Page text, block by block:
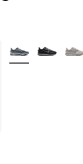
Plus de couleurs